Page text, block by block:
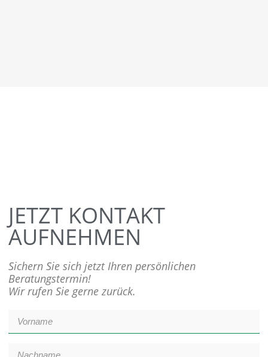
JETZT KONTAKT
AUFNEHMEN
Sichern Sie sich jetzt Ihren persönlichen
Beratungstermin!
Wir rufen Sie gerne zurück.